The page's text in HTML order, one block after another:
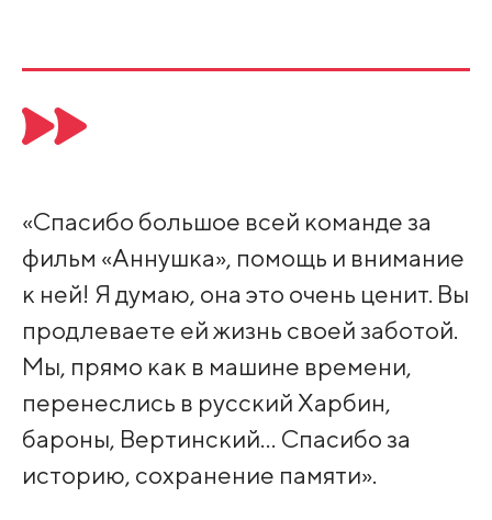
«Спасибо большое всей команде за
фильм «Аннушка», помощь и внимание
к ней! Я думаю, она это очень ценит. Вы
продлеваете ей жизнь своей заботой.
Мы, прямо как в машине времени,
перенеслись в русский Харбин,
бароны, Вертинский… Спасибо за
историю, сохранение памяти».